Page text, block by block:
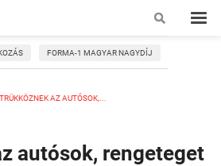
FORMA-1 MAGYAR NAGYDÍJ
TRÜKKÖZNEK AZ AUTÓSOK,...
autósok, rengeteget